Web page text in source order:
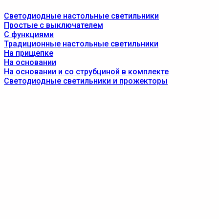
Светодиодные настольные светильники
Простые с выключателем
С функциями
Традиционные настольные светильники
На прищепке
На основании
На основании и со струбциной в комплекте
Светодиодные светильники и прожекторы